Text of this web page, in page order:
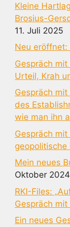
Kleine
Brosius-
11. Juli 2025
Neu eröffnet:
Gespräch
Urteil, Krah
Gespräch
des
wie man ihn
Gespräch
geopolitische
Mein neues
Oktober 2024
RKI-Files:
Gespräch
Ein neues